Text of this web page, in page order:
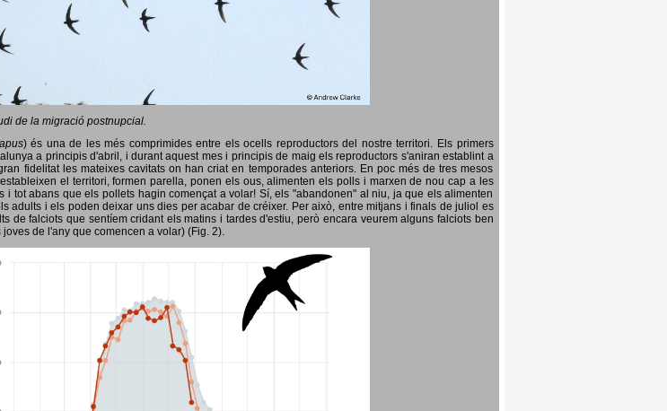
de la migració postnupcial.
) és una de les més comprimides entre els ocells reproductors del nostre territori. Els primers
a principis d'abril, i durant aquest mes i principis de maig els reproductors s'aniran establint a
fidelitat les mateixes cavitats on han criat en temporades anteriors. En poc més de tres mesos
el territori, formen parella, ponen els ous, alimenten els polls i marxen de nou cap a les
i tot abans que els pollets hagin començat a volar! Sí, els "abandonen" al niu, ja que els alimenten
adults i els poden deixar uns dies per acabar de créixer. Per això, entre mitjans i finals de juliol es
de falciots que sentíem cridant els matins i tardes d'estiu, però encara veurem alguns falciots ben
de l'any que comencen a volar) (Fig. 2).